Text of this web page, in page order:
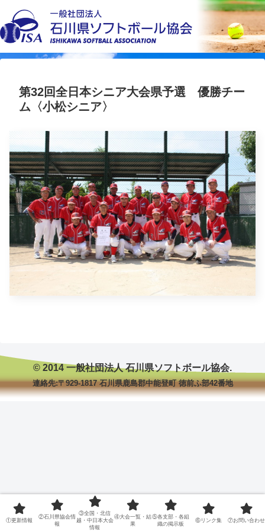
第32回全日本シニア大会県予選 優勝チー
ム〈小松シニア〉
© 2014 一般社団法人 石川県ソフトボール協会.
連絡先:〒929-1817 石川県鹿島郡中能登町 徳前ふ部42番地
①更新情報
②石川県協会情
報
③全国・北信
越・中日本大会
情報
④大会一覧・結
果
⑤各支部・各組
織の掲示板
⑥リンク集 ⑦お問い合わせ